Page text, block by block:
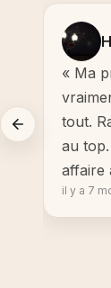
« Ma
tout.
au
affaire
il y a 7